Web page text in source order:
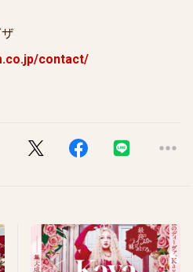
contact/